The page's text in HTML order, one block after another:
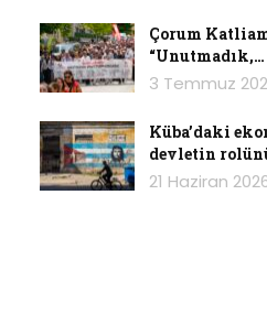
Çorum
“Unutmadık,…
3 Temmuz
Küba’daki
devletin
21 Haziran